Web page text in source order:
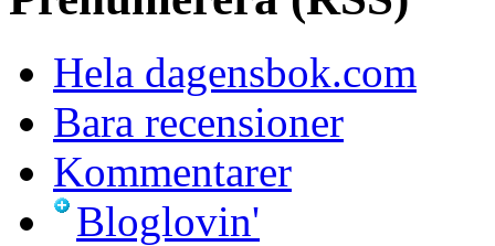
Hela dagensbok.com
Bara recensioner
Kommentarer
Bloglovin'